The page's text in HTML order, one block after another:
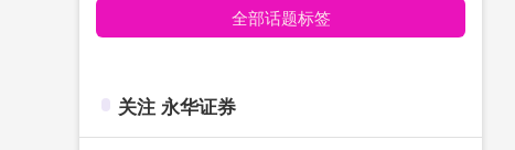
全部话题标签
关注 永华证券